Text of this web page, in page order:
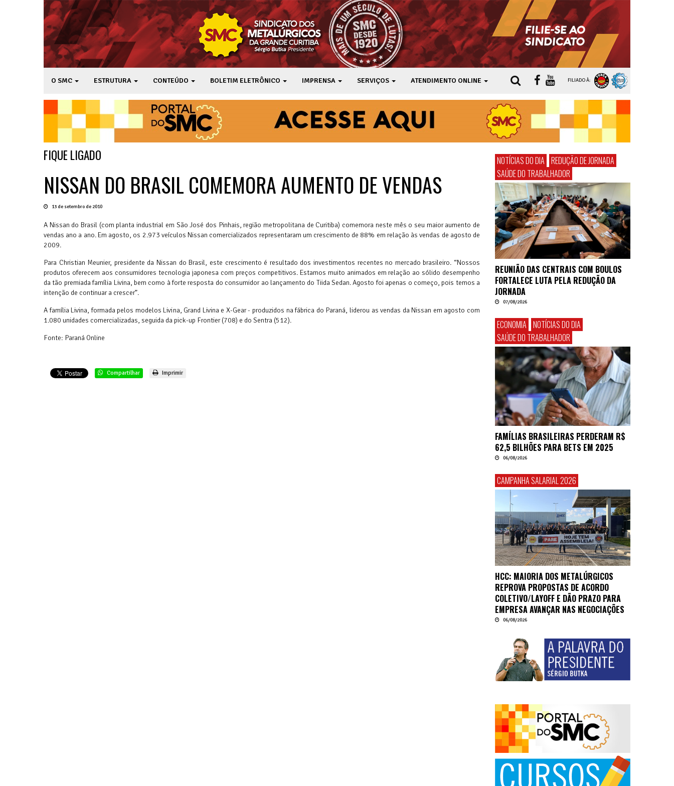
O SMC ESTRUTURA CONTEÚDO BOLETIM ELETRÔNICO IMPRENSA SERVIÇOS ATENDIMENTO ONLINE FILIADO À:
FIQUE LIGADO
NISSAN DO BRASIL COMEMORA AUMENTO DE VENDAS
13 de setembro de 2010
A Nissan do Brasil (com planta industrial em São José dos Pinhais, região metropolitana de Curitiba) comemora neste mês o seu maior aumento de
vendas ano a ano. Em agosto, os 2.973 veículos Nissan comercializados representaram um crescimento de 88% em relação às vendas de agosto de
2009.
Para Christian Meunier, presidente da Nissan do Brasil, este crescimento é resultado dos investimentos recentes no mercado brasileiro. “Nossos
produtos oferecem aos consumidores tecnologia japonesa com preços competitivos. Estamos muito animados em relação ao sólido desempenho
da tão premiada família Livina, bem como à forte resposta do consumidor ao lançamento do Tiida Sedan. Agosto foi apenas o começo, pois temos a
intenção de continuar a crescer”.
A família Livina, formada pelos modelos Livina, Grand Livina e X-Gear - produzidos na fábrica do Paraná, liderou as vendas da Nissan em agosto com
1.080 unidades comercializadas, seguida da pick-up Frontier (708) e do Sentra (512).
Fonte: Paraná Online
Compartilhar Imprimir
NOTÍCIAS DO DIA REDUÇÃO DE JORNADA
SAÚDE DO TRABALHADOR
REUNIÃO DAS CENTRAIS COM BOULOS
FORTALECE LUTA PELA REDUÇÃO DA
JORNADA
07/08/2026
ECONOMIA NOTÍCIAS DO DIA
SAÚDE DO TRABALHADOR
FAMÍLIAS BRASILEIRAS PERDERAM R$
62,5 BILHÕES PARA BETS EM 2025
06/08/2026
CAMPANHA SALARIAL 2026
HCC: MAIORIA DOS METALÚRGICOS
REPROVA PROPOSTAS DE ACORDO
COLETIVO/LAYOFF E DÃO PRAZO PARA
EMPRESA AVANÇAR NAS NEGOCIAÇÕES
06/08/2026